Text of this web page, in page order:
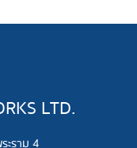
LTD.
ะราม 4